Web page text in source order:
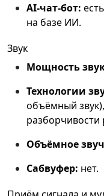
AI‑чат‑бот:
на базе ИИ.
Звук
Мощность
Технологии
объёмный
разборчивости
Объёмное
Сабвуфер: нет.